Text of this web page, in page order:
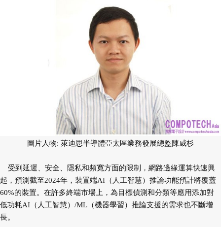
圖片人物: 萊迪思半導體亞太區業務發展總監陳威杉
受到延遲、安全、隱私和頻寬方面的限制，網路邊緣運算快速興
起，預測截至2024年，裝置端AI（人工智慧）推論功能預計將覆蓋
60%的裝置。在許多終端市場上，為目標偵測和分類等應用添加對
低功耗AI（人工智慧）/ML（機器學習）推論支援的需求也不斷增
長。